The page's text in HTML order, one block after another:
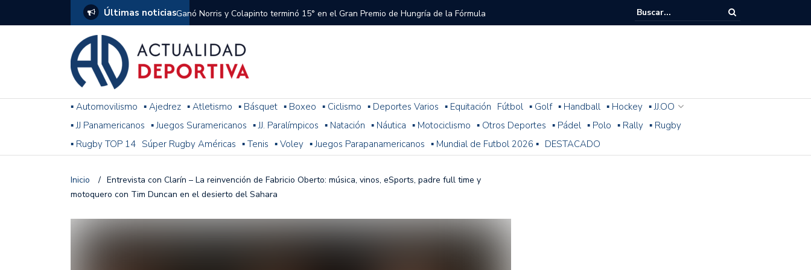
Últimas noticiasGanó Norris y Colapinto terminó 15° en el Gran Premio de Hungría de la Fórmula
1
El penal de Barracas Central a River que el árbitro y el VAR no cobraron en el
Monumental
Se jugó una nueva fecha del Torneo del Interior Copa Zurich
Arrancó el Torneo Clausura: resultados, posiciones y cómo sigue la fecha 1
Franco Colapinto giró sin problemas y terminó 14° la última práctica para el
F1: tras las sanciones y con Colapinto en el P13, así se largará el GP de Hungría
▪ Automovilismo ▪ Ajedrez ▪ Atletismo ▪ Básquet ▪ Boxeo ▪ Ciclismo ▪ Deportes Varios ▪ Equitación Fútbol ▪ Golf ▪ Handball ▪ Hockey ▪ JJ.OO
▪ JJ Panamericanos ▪ Juegos Suramericanos ▪ JJ. Paralímpicos ▪ Natación ▪ Náutica ▪ Motociclismo ▪ Otros Deportes ▪ Pádel ▪ Polo ▪ Rally ▪ Rugby
▪ Rugby TOP 14 Súper Rugby Américas ▪ Tenis ▪ Voley ▪ Juegos Parapanamericanos ▪ Mundial de Futbol 2026 ▪ DESTACADO
Inicio / Entrevista con Clarín – La reinvención de Fabricio Oberto: música, vinos, eSports, padre full time y
motoquero con Tim Duncan en el desierto del Sahara